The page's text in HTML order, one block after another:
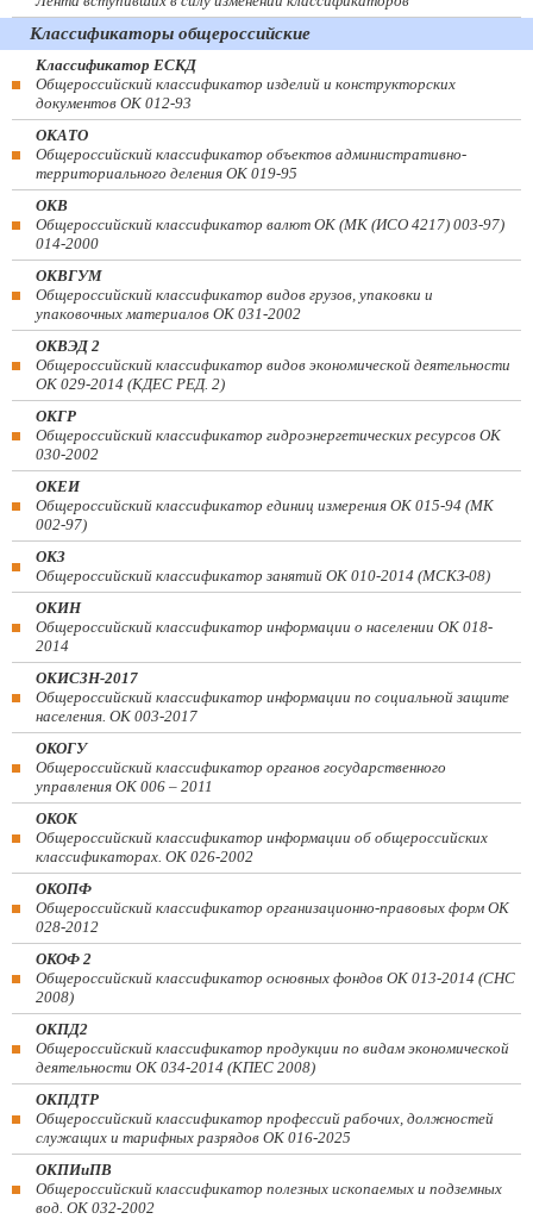
Классификаторы общероссийские
Классификатор ЕСКД
Общероссийский классификатор изделий и конструкторских
документов ОК 012-93
ОКАТО
Общероссийский классификатор объектов административно-
территориального деления ОК 019-95
ОКВ
Общероссийский классификатор валют ОК (МК (ИСО 4217) 003-97)
014-2000
ОКВГУМ
Общероссийский классификатор видов грузов, упаковки и
упаковочных материалов ОК 031-2002
ОКВЭД 2
Общероссийский классификатор видов экономической деятельности
ОК 029-2014 (КДЕС РЕД. 2)
ОКГР
Общероссийский классификатор гидроэнергетических ресурсов ОК
030-2002
ОКЕИ
Общероссийский классификатор единиц измерения ОК 015-94 (МК
002-97)
ОКЗ
Общероссийский классификатор занятий ОК 010-2014 (МСКЗ-08)
ОКИН
Общероссийский классификатор информации о населении ОК 018-
2014
ОКИСЗН-2017
Общероссийский классификатор информации по социальной защите
населения. ОК 003-2017
ОКОГУ
Общероссийский классификатор органов государственного
управления ОК 006 – 2011
ОКОК
Общероссийский классификатор информации об общероссийских
классификаторах. ОК 026-2002
ОКОПФ
Общероссийский классификатор организационно-правовых форм ОК
028-2012
ОКОФ 2
Общероссийский классификатор основных фондов ОК 013-2014 (СНС
2008)
ОКПД2
Общероссийский классификатор продукции по видам экономической
деятельности ОК 034-2014 (КПЕС 2008)
ОКПДТР
Общероссийский классификатор профессий рабочих, должностей
служащих и тарифных разрядов ОК 016-2025
ОКПИиПВ
Общероссийский классификатор полезных ископаемых и подземных
вод. ОК 032-2002